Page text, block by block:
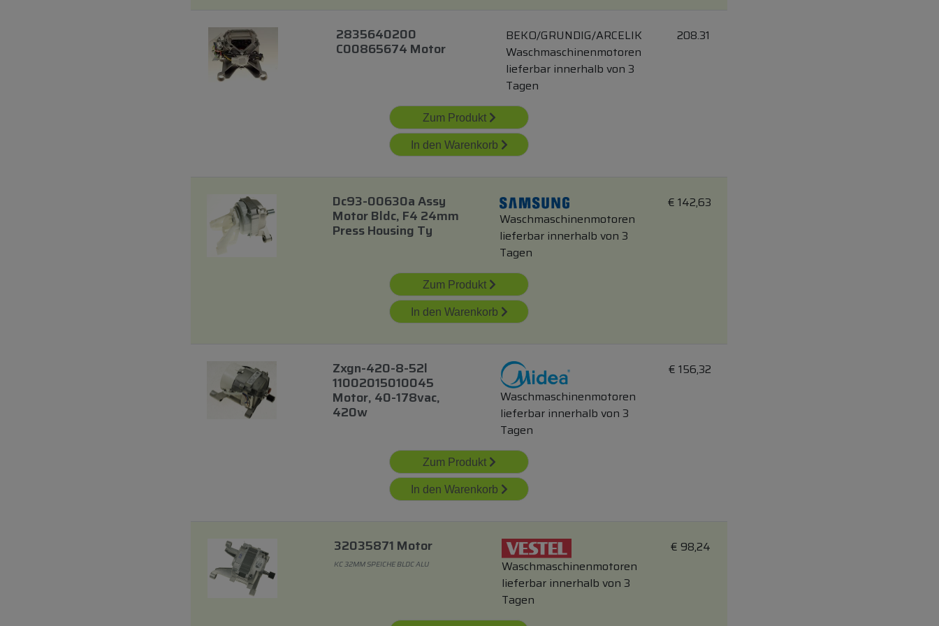
2835640200
C00865674 Motor
BEKO/GRUNDIG/ARCELIK
Waschmaschinenmotoren
lieferbar innerhalb von 3
Tagen
208.31
Zum Produkt
In den Warenkorb
Dc93-00630a Assy
Motor Bldc, F4 24mm
Press Housing Ty
Waschmaschinenmotoren
lieferbar innerhalb von 3
Tagen
€ 142,63
Zum Produkt
In den Warenkorb
Zxgn-420-8-52l
11002015010045
Motor, 40-178vac,
420w
Waschmaschinenmotoren
lieferbar innerhalb von 3
Tagen
€ 156,32
Zum Produkt
In den Warenkorb
32035871 Motor
KC 32MM SPEICHE BLDC ALU
Waschmaschinenmotoren
lieferbar innerhalb von 3
Tagen
€ 98,24